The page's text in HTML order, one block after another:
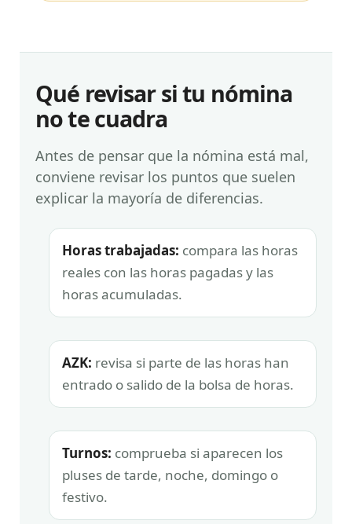
Qué revisar si tu nómina
no te cuadra
Antes de pensar que la nómina está mal,
conviene revisar los puntos que suelen
explicar la mayoría de diferencias.
Horas trabajadas: compara las horas
reales con las horas pagadas y las
horas acumuladas.
AZK: revisa si parte de las horas han
entrado o salido de la bolsa de horas.
Turnos: comprueba si aparecen los
pluses de tarde, noche, domingo o
festivo.